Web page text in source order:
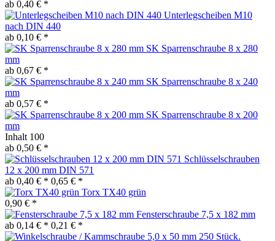
ab 0,40 € *
Unterlegscheiben M10
nach DIN 440
ab 0,10 € *
SK Sparrenschraube 8 x 280
mm
ab 0,67 € *
SK Sparrenschraube 8 x 240
mm
ab 0,57 € *
SK Sparrenschraube 8 x 200
mm
Inhalt 100
ab 0,50 € *
Schlüsselschrauben
12 x 200 mm DIN 571
ab 0,40 € * 0,65 € *
Torx TX40 grün
0,90 € *
Fensterschraube 7,5 x 182 mm
ab 0,14 € * 0,21 € *